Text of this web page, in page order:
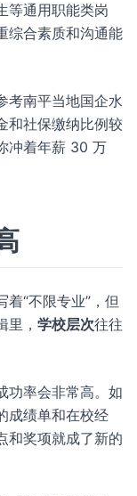
等通用职能类岗
综合素质和沟通能
考南平当地国企水
和社保缴纳比例较
冲着年薪 30 万
“不限专业”，但
， 学校层次往往
功率会非常高。如
成绩单和在校经
和奖项就成了新的